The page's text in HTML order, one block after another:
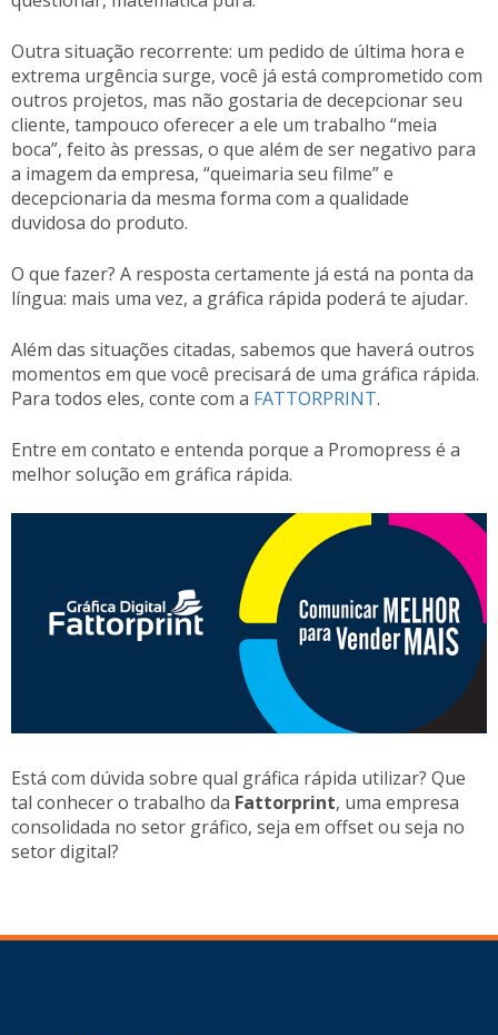
Outra situação recorrente: um pedido de última hora e
extrema urgência surge, você já está comprometido com
outros projetos, mas não gostaria de decepcionar seu
cliente, tampouco oferecer a ele um trabalho “meia
boca”, feito às pressas, o que além de ser negativo para
a imagem da empresa, “queimaria seu filme” e
decepcionaria da mesma forma com a qualidade
duvidosa do produto.
O que fazer? A resposta certamente já está na ponta da
língua: mais uma vez, a gráfica rápida poderá te ajudar.
Além das situações citadas, sabemos que haverá outros
momentos em que você precisará de uma gráfica rápida.
Para todos eles, conte com a FATTORPRINT.
Entre em contato e entenda porque a Promopress é a
melhor solução em gráfica rápida.
Está com dúvida sobre qual gráfica rápida utilizar? Que
tal conhecer o trabalho da Fattorprint, uma empresa
consolidada no setor gráfico, seja em offset ou seja no
setor digital?